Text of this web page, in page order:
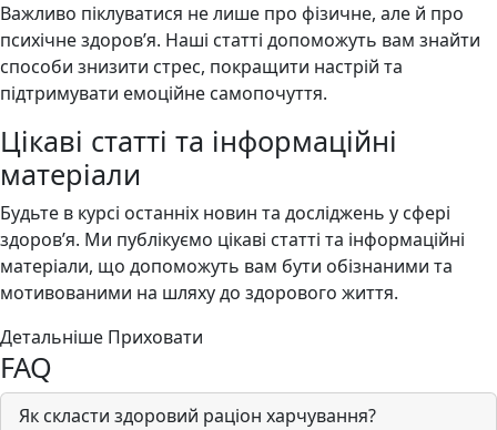
Важливо піклуватися не лише про фізичне, але й про
психічне здоров’я. Наші статті допоможуть вам знайти
способи знизити стрес, покращити настрій та
підтримувати емоційне самопочуття.
Цікаві статті та інформаційні
матеріали
Будьте в курсі останніх новин та досліджень у сфері
здоров’я. Ми публікуємо цікаві статті та інформаційні
матеріали, що допоможуть вам бути обізнаними та
мотивованими на шляху до здорового життя.
Детальніше Приховати
FAQ
Як скласти здоровий раціон харчування?